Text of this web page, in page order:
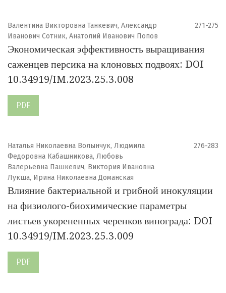
Валентина Викторовна Танкевич, Александр
Иванович Сотник, Анатолий Иванович Попов
271-275
Экономическая эффективность выращивания
саженцев персика на клоновых подвоях: DOI
10.34919/IM.2023.25.3.008
PDF
Наталья Николаевна Волынчук, Людмила
Федоровна Кабашникова, Любовь
Валерьевна Пашкевич, Виктория Ивановна
Лукша, Ирина Николаевна Доманская
276-283
Влияние бактериальной и грибной инокуляции
на физиолого-биохимические параметры
листьев укорененных черенков винограда: DOI
10.34919/IM.2023.25.3.009
PDF